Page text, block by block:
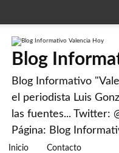
Blog
Blog Informativo
el periodista Luis
las fuentes... Twitter:
Página: Blog
Inicio Contacto